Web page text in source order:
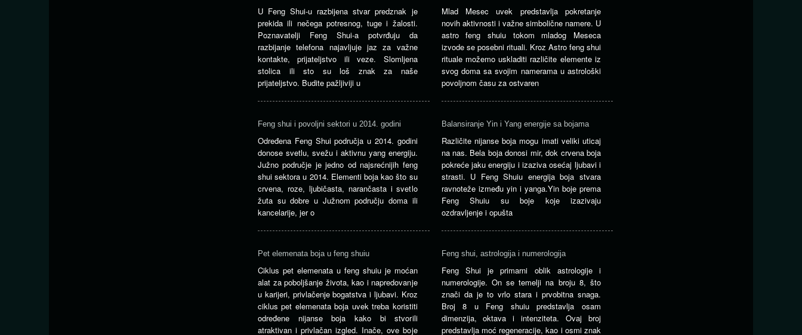
U Feng Shui-u razbijena stvar predznak je
prekida ili nečega potresnog, tuge i žalosti.
Poznavatelji Feng Shui-a potvrđuju da
razbijanje telefona najavljuje jaz za važne
kontakte, prijateljstvo ili veze. Slomljena
stolica ili sto su loš znak za naše
prijateljstvo. Budite pažljiviji u
Mlad Mesec uvek predstavlja pokretanje
novih aktivnosti i važne simbolične namere. U
astro feng shuiu tokom mladog Meseca
izvode se posebni rituali. Kroz Astro feng shui
rituale možemo uskladiti različite elemente iz
svog doma sa svojim namerama u astrološki
povoljnom času za ostvaren
Feng shui i povoljni sektori u 2014. godini
Određena Feng Shui područja u 2014. godini
donose svetlu, svežu i aktivnu yang energiju.
Južno područje je jedno od najsrećnijih feng
shui sektora u 2014. Elementi boja kao što su
crvena, roze, ljubičasta, narančasta i svetlo
žuta su dobre u Južnom području doma ili
kancelarije, jer o
Balansiranje Yin i Yang energije sa bojama
Različite nijanse boja mogu imati veliki uticaj
na nas. Bela boja donosi mir, dok crvena boja
pokreće jaku energiju i izaziva osećaj ljubavi i
strasti. U Feng Shuiu energija boja stvara
ravnoteže između yin i yanga.Yin boje prema
Feng Shuiu su boje koje izazivaju
ozdravljenje i opušta
Pet elemenata boja u feng shuiu
Ciklus pet elemenata u feng shuiu je moćan
alat za poboljšanje života, kao i napredovanje
u karijeri, privlačenje bogatstva i ljubavi. Kroz
ciklus pet elemenata boja uvek treba koristiti
određene nijanse boja kako bi stvorili
atraktivan i privlačan izgled. Inače, ove boje
Feng shui, astrologija i numerologija
Feng Shui je primarni oblik astrologije i
numerologije. On se temelji na broju 8, što
znači da je to vrlo stara i prvobitna snaga.
Broj 8 u Feng shuiu predstavlja osam
dimenzija, oktava i intenziteta. Ovaj broj
predstavlja moć regeneracije, kao i osmi znak